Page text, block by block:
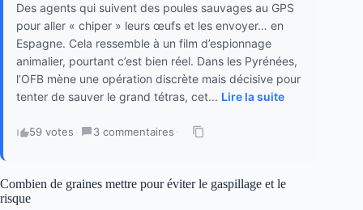
Des agents qui suivent des poules sauvages au GPS
pour aller « chiper » leurs œufs et les envoyer… en
Espagne. Cela ressemble à un film d’espionnage
animalier, pourtant c’est bien réel. Dans les Pyrénées,
l’OFB mène une opération discrète mais décisive pour
tenter de sauver le grand tétras, cet... Lire la suite
59 votes · 3 commentaires ·
Combien de graines mettre pour éviter le gaspillage et le
risque